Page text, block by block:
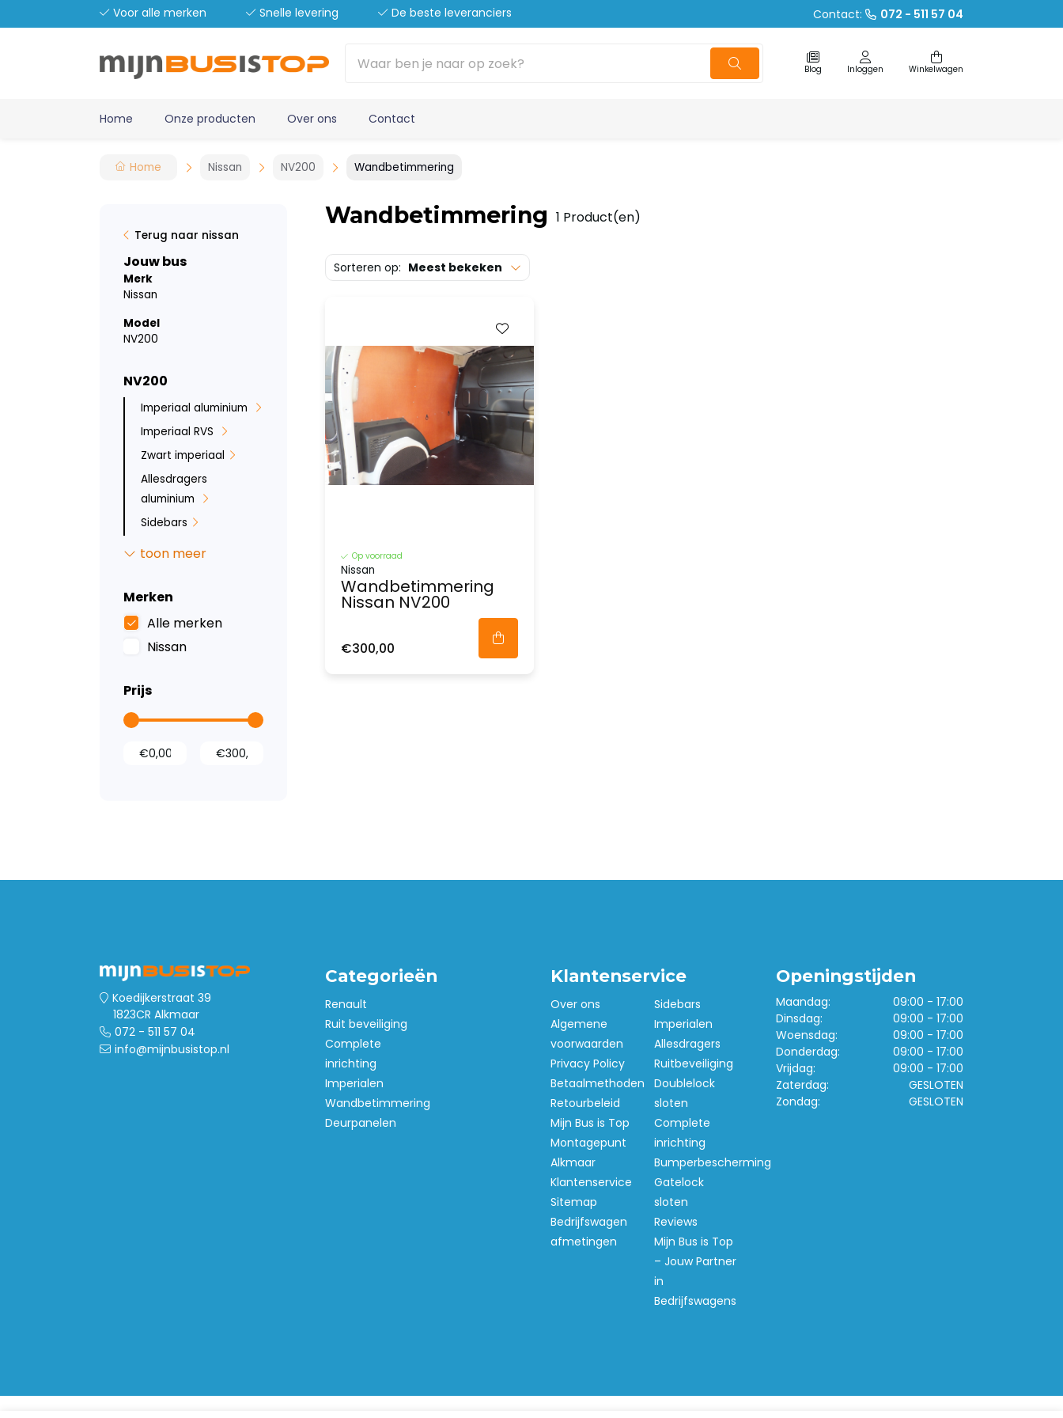
Voor alle merken Snelle levering De beste leveranciers Contact: 072 - 511 57 04
Blog Inloggen Winkelwagen
Home Onze producten Over ons Contact
Home Nissan NV200 Wandbetimmering
Terug naar nissan
Jouw bus
Merk
Nissan
Model
NV200
NV200
Imperiaal aluminium
Imperiaal RVS
Zwart imperiaal
Allesdragers
aluminium
Sidebars
Backbar
Bumperbescherming
Inbraakbeveiliging
Led verlichting
Laadvloeren
Wandbetimmering
Dak- en
toon meer
Merken
Alle merken
Nissan
Prijs
Wandbetimmering 1 Product(en)
Sorteren op: Meest bekeken
Op voorraad
Nissan
Wandbetimmering
Nissan NV200
€300,00
Koedijkerstraat 39
1823CR Alkmaar
072 - 511 57 04
info@mijnbusistop.nl
Categorieën
Renault
Ruit beveiliging
Complete
inrichting
Imperialen
Wandbetimmering
Deurpanelen
Klantenservice
Over ons
Algemene
voorwaarden
Privacy Policy
Betaalmethoden
Retourbeleid
Mijn Bus is Top
Montagepunt
Alkmaar
Klantenservice
Sitemap
Bedrijfswagen
afmetingen
Sidebars
Imperialen
Allesdragers
Ruitbeveiliging
Doublelock
sloten
Complete
inrichting
Bumperbescherming
Gatelock
sloten
Reviews
Mijn Bus is Top
– Jouw Partner
in
Bedrijfswagens
Openingstijden
Maandag:
09:00 - 17:00
Dinsdag:
09:00 - 17:00
Woensdag:
09:00 - 17:00
Donderdag:
09:00 - 17:00
Vrijdag:
09:00 - 17:00
Zaterdag:
GESLOTEN
Zondag:
GESLOTEN